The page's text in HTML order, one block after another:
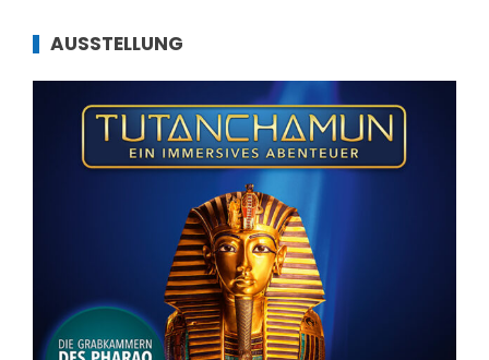
AUSSTELLUNG